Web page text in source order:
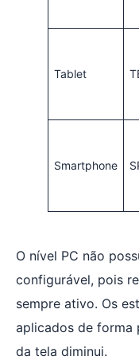
Tablet
Smartphone
O nível PC não
configurável, pois
sempre ativo. Os
aplicados de forma
da tela diminui.